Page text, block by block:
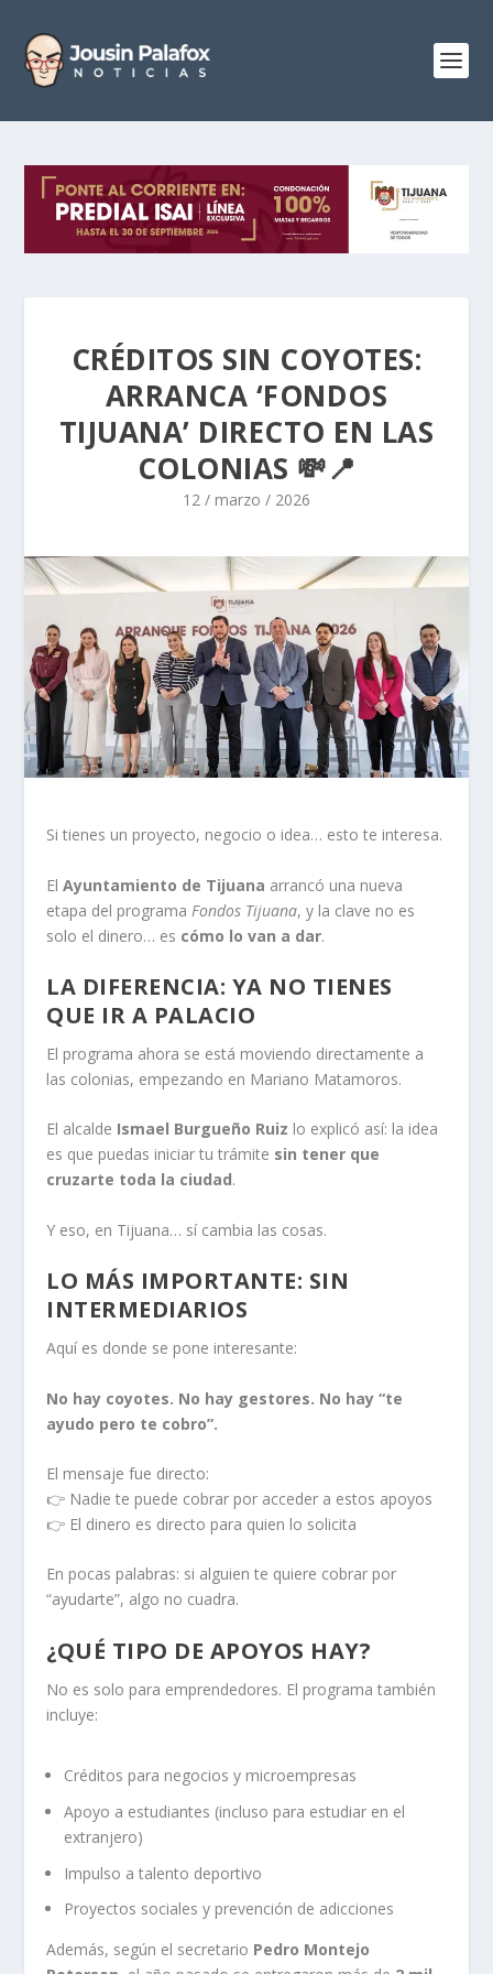
CRÉDITOS SIN COYOTES:
ARRANCA ‘FONDOS
TIJUANA’ DIRECTO EN LAS
COLONIAS 💸📍
12 / marzo / 2026
Si tienes un proyecto, negocio o idea… esto te interesa.
ElAyuntamiento de Tijuana arrancó una nueva
etapa del programa Fondos Tijuana, y la clave no es
solo el dinero… es cómo lo van a dar.
LA DIFERENCIA: YA NO TIENES
QUE IR A PALACIO
El programa ahora se está moviendo directamente a
las colonias, empezando en Mariano Matamoros.
El alcalde Ismael Burgueño Ruiz lo explicó así: la idea
es que puedas iniciar tu trámite sin tener que
cruzarte toda la ciudad.
Y eso, en Tijuana… sí cambia las cosas.
LO MÁS IMPORTANTE: SIN
INTERMEDIARIOS
Aquí es donde se pone interesante:
No hay coyotes. No hay gestores. No hay “te
ayudo pero te cobro”.
El mensaje fue directo:
👉 Nadie te puede cobrar por acceder a estos apoyos
👉 El dinero es directo para quien lo solicita
En pocas palabras: si alguien te quiere cobrar por
“ayudarte”, algo no cuadra.
¿QUÉ TIPO DE APOYOS HAY?
No es solo para emprendedores. El programa también
incluye:
Créditos para negocios y microempresas
Apoyo a estudiantes (incluso para estudiar en el
extranjero)
Impulso a talento deportivo
Proyectos sociales y prevención de adicciones
Además, según el secretario Pedro Montejo